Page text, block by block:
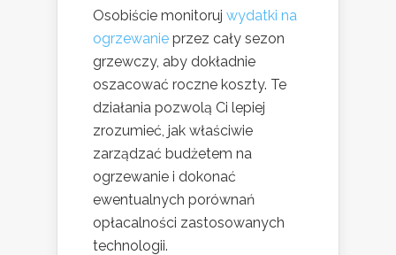
Osobiście monitoruj wydatki na
ogrzewanie przez cały sezon
grzewczy, aby dokładnie
oszacować roczne koszty. Te
działania pozwolą Ci lepiej
zrozumieć, jak właściwie
zarządzać budżetem na
ogrzewanie i dokonać
ewentualnych porównań
opłacalności zastosowanych
technologii.